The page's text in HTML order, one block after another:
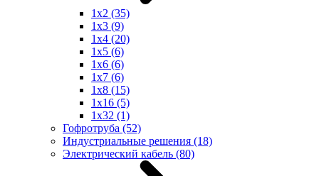
1x2 (35)
1x3 (9)
1x4 (20)
1x5 (6)
1x6 (6)
1x7 (6)
1x8 (15)
1x16 (5)
1x32 (1)
Гофротруба (52)
Индустриальные решения (18)
Электрический кабель (80)